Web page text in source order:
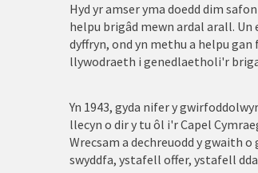
Tywyn
Wrecsam
Y Fflint
Y Rhyl
Hyd yr amser yma doedd dim
helpu brigâd mewn ardal arall. Un
dyffryn, ond yn methu a helpu gan
llywodraeth i genedlaetholi'r
Yn 1943, gyda nifer y
llecyn o dir y tu ôl i'r Capel
Wrecsam a dechreuodd y gwaith o
swyddfa, ystafell offer, ystafell